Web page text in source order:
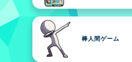
棒人間ゲーム